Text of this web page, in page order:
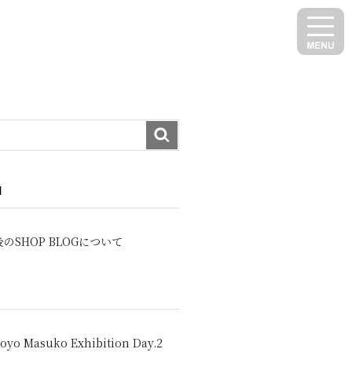
のSHOP BLOGについて
Masuko Exhibition Day.2